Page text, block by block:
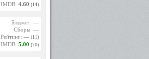
IMDB: 4.60 (14)
Бюджет: —
Сборы: —
Рейтинг: — (11)
IMDB: 5.00 (70)